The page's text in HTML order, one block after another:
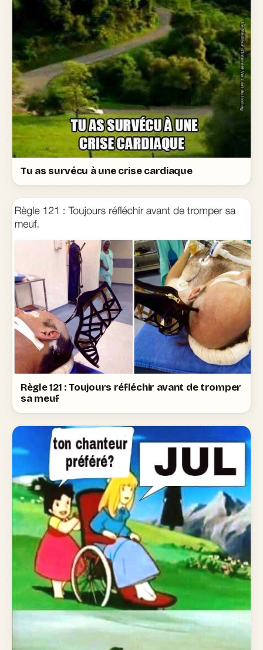
Tu as survécu à une crise cardiaque
Règle 121 : Toujours réfléchir avant de tromper
sa meuf